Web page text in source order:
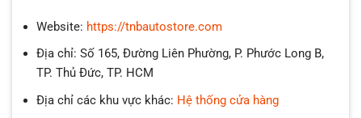
Website: https://tnbautostore.com
Địa chỉ: Số 165, Đường Liên Phường, P. Phước Long B,
TP. Thủ Đức, TP. HCM
Địa chỉ các khu vực khác: Hệ thống cửa hàng